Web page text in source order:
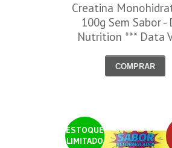
Creatina
100g Sem Sabor -
Nutrition *** Data
COMPRAR
ESTOQUE
LIMITADO